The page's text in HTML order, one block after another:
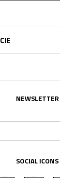
NEWSLETTER
SOCIAL ICONS